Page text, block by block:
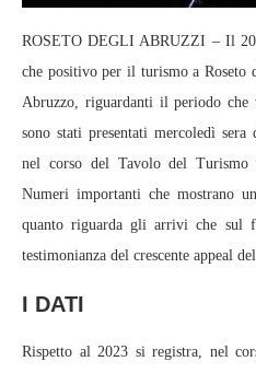
ROSETO DEGLI ABRUZZI – Il
che positivo per il turismo a Roseto
Abruzzo, riguardanti il periodo che
sono stati presentati mercoledì sera
nel corso del Tavolo del
Numeri importanti che mostrano
quanto riguarda gli arrivi che sul
testimonianza del crescente appeal
I DATI
Rispetto al 2023 si registra, nel